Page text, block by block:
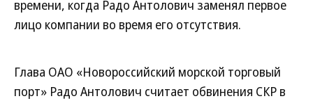
времени, когда Радо Антолович заменял первое
лицо компании во время его отсутствия.
Глава ОАО «Новороссийский морской торговый
порт» Радо Антолович считает обвинения СКР в